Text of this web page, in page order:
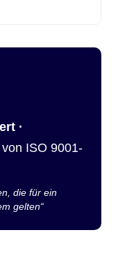
·
ISO 9001-
die für ein
gelten“